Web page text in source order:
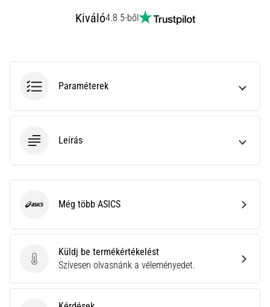
Minden cikk
Kiváló4.8 5-ből
Paraméterek
Leírás
Küldj be termékértékelést
Küldj be termékértékelést
Szívesen olvasnánk a véleményedet.
ASICS Még több ASICS